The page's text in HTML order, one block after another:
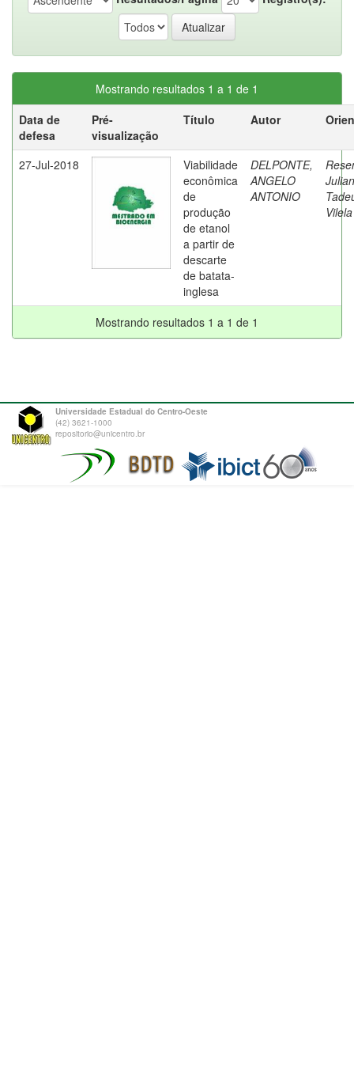
Mostrando resultados 1 a 1 de 1
Data de
defesa
Pré-
visualização
Título Autor
27-Jul-2018
Viabilidade
econômica
de
produção
de etanol
a partir de
descarte
de batata-
inglesa
DELPONTE,
ANGELO
ANTONIO
Mostrando resultados 1 a 1 de 1
Universidade Estadual do Centro-Oeste
(42) 3621-1000
repositorio@unicentro.br